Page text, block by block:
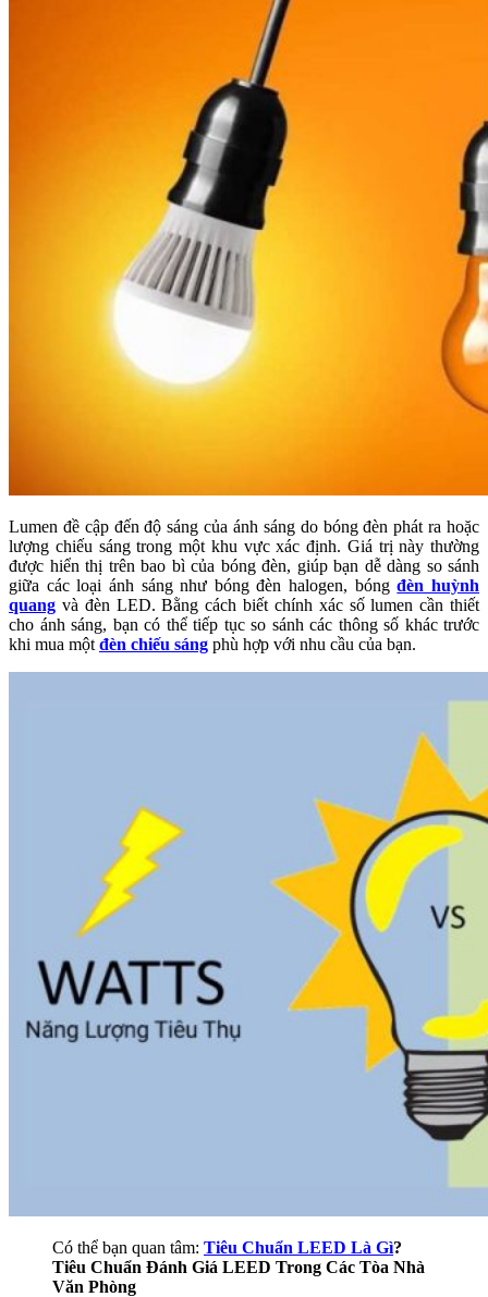
Lumen đề cập đến độ sáng của ánh sáng do bóng đèn phát ra hoặc
lượng chiếu sáng trong một khu vực xác định. Giá trị này thường
được hiển thị trên bao bì của bóng đèn, giúp bạn dễ dàng so sánh
giữa các loại ánh sáng như bóng đèn halogen, bóngđèn huỳnh
quang và đèn LED. Bằng cách biết chính xác số lumen cần thiết
cho ánh sáng, bạn có thể tiếp tục so sánh các thông số khác trước
khi mua một đèn chiếu sáng phù hợp với nhu cầu của bạn.
Có thể bạn quan tâm: Tiêu Chuẩn LEED Là Gì?
Tiêu Chuẩn Đánh Giá LEED Trong Các Tòa Nhà
Văn Phòng